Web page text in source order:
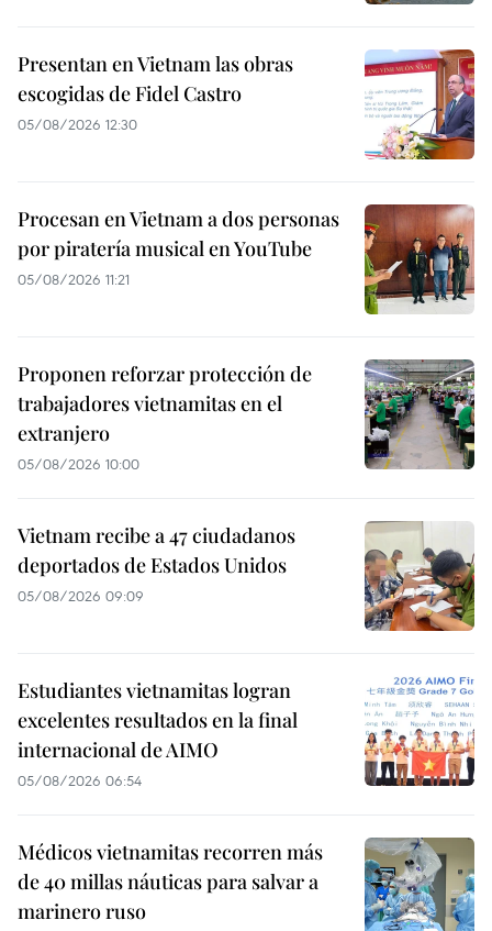
Presentan en Vietnam las obras
escogidas de Fidel Castro
05/08/2026 12:30
Procesan en Vietnam a dos personas
por piratería musical en YouTube
05/08/2026 11:21
Proponen reforzar protección de
trabajadores vietnamitas en el
extranjero
05/08/2026 10:00
Vietnam recibe a 47 ciudadanos
deportados de Estados Unidos
05/08/2026 09:09
Estudiantes vietnamitas logran
excelentes resultados en la final
internacional de AIMO
05/08/2026 06:54
Médicos vietnamitas recorren más
de 40 millas náuticas para salvar a
marinero ruso